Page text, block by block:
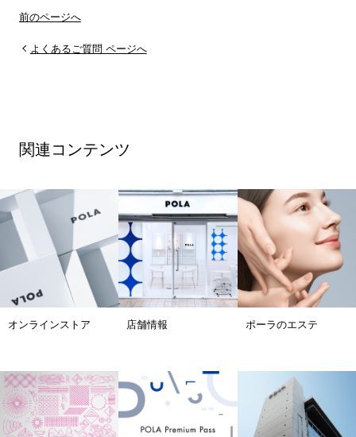
前のページへ
よくあるご質問 ページへ
関連コンテンツ
オンラインストア 店舗情報 ポーラのエステ